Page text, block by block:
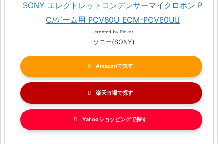
SONY エレクトレットコンデンサーマイクロホン P
C/ゲーム用 PCV80U ECM-PCV80U
created by Rinker
ソニー(SONY)
Amazon
楽天市場
Yahooショッピング